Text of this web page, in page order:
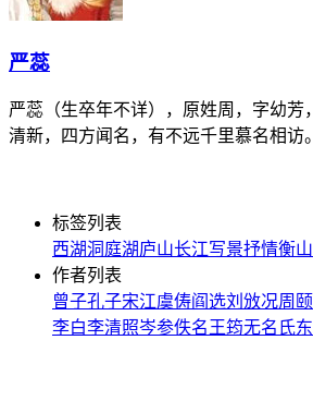
严蕊
严蕊（生卒年不详），原姓周，字幼
清新，四方闻名，有不远千里慕名相访。
标签列表
西湖洞庭湖庐山长江写景抒情衡山
作者列表
曾子孔子宋江虞俦阎选刘攽况周颐
李白李清照岑参佚名 王筠无名氏